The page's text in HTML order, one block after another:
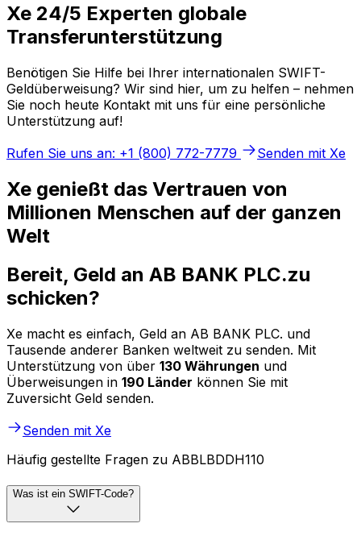
Xe 24/5 Experten globale
Transferunterstützung
Benötigen Sie Hilfe bei Ihrer internationalen SWIFT-
Geldüberweisung? Wir sind hier, um zu helfen – nehmen
Sie noch heute Kontakt mit uns für eine persönliche
Unterstützung auf!
Rufen Sie uns an: +1 (800) 772-7779
Senden mit Xe
Xe genießt das Vertrauen von
Millionen Menschen auf der ganzen
Welt
Bereit, Geld an AB BANK PLC.zu
schicken?
Xe macht es einfach, Geld an AB BANK PLC. und
Tausende anderer Banken weltweit zu senden. Mit
Unterstützung von über 130 Währungen und
Überweisungen in 190 Länder können Sie mit
Zuversicht Geld senden.
Senden mit Xe
Häufig gestellte Fragen zu ABBLBDDH110
Was ist ein SWIFT-Code?